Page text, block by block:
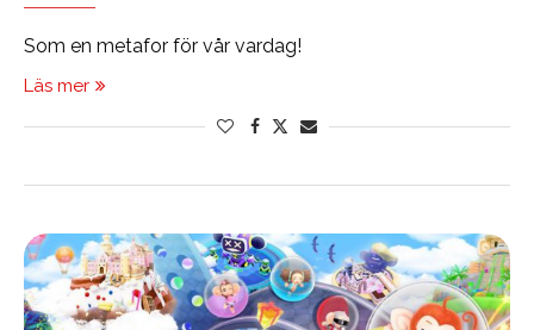
Som en metafor för vår vardag!
Läs mer